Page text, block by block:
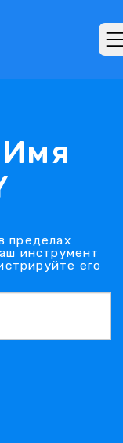
пределах
инструмент
его